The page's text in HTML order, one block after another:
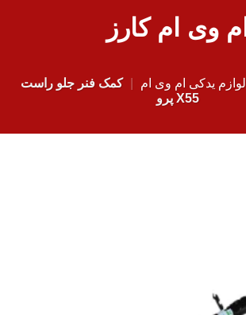
ام وی ام کارز
لوازم یدکی ام وی ام
کمک فنر جلو راست
X55 پرو